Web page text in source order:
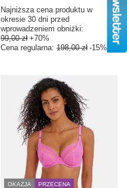
Najniższa cena produktu w
okresie 30 dni przed
wprowadzeniem obniżki:
99,00 zł +70%
Cena regularna: 198,00 zł -15%
OKAZJA PRZECENA